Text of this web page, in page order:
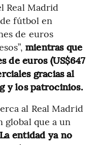
Real Madrid
fútbol en
de euros
mientras que
de euros (US$647
gracias al
y los patrocinios.
al Real Madrid
global que a un
La entidad ya no